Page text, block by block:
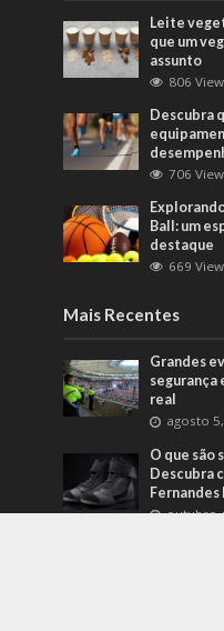
Leite
que um
assunto
806
Descubra
706
Ball: um
destaque
669
Mais Recentes
Grandes
segurança
real
agosto
O que são
Descubra
Fernandes
outubro